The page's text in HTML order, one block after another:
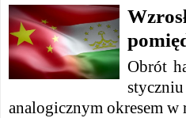
Obrót
analogicznym okresem w